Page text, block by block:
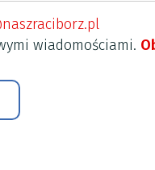
wiadomościami.